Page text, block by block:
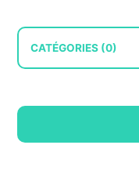
CATÉGORIES (0)